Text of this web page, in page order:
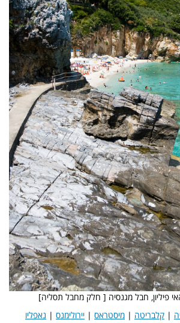
פיליון, חבל מגנסיה [ חלק מחבל תסליה]
| קלבריטה | מיסטראס | יירולימנס | נאפליו